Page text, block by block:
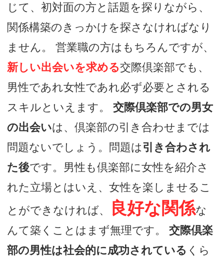
じて、初対面の方と話題を探りながら、
関係構築のきっかけを探さなければなり
ません。 営業職の方はもちろんですが、
新しい出会いを求める交際倶楽部でも、
男性であれ女性であれ必ず必要とされる
スキルといえます。 交際倶楽部での男女
の出会いは、倶楽部の引き合わせまでは
問題ないでしょう。問題は引き合わされ
た後です。男性も倶楽部に女性を紹介さ
れた立場とはいえ、女性を楽しませるこ
とができなければ、
良好な関係な
んて築くことはまず無理です。 交際倶楽
部の男性は社会的に成功されている くら